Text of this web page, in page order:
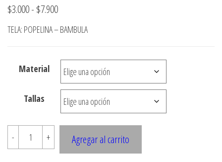
$3.000- $7.900Rango
de
desde
$3.000
hasta
$7.900
TELA: POPELINA – BAMBULA
Material
Tallas
-
4500
BLUSA
+ Agregar al carrito